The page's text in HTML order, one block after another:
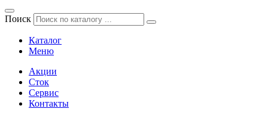
Поиск
Каталог
Меню
Акции
Сток
Сервис
Контакты